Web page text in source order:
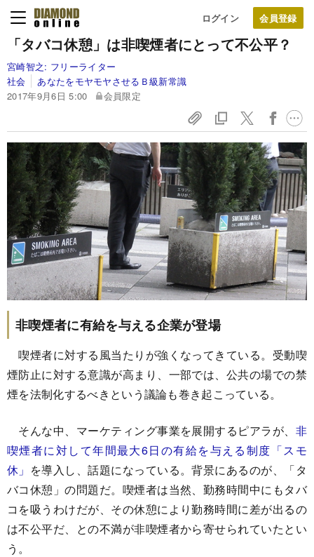
ログイン
「タバコ休憩」は非喫煙者にとって不公平？
宮崎智之: フリーライター
社会
あなたをモヤモヤさせるＢ級新常識
2017年9月6日 5:00
会員限定
非喫煙者に有給を与える企業が登場
喫煙者に対する風当たりが強くなってきている。受動喫
煙防止に対する意識が高まり、一部では、公共の場での禁
煙を法制化するべきという議論も巻き起こっている。
そんな中、マーケティング事業を展開するピアラが、 非
喫煙者に対して年間最大6日の有給を与える制度「スモ
休」 を導入し、話題になっている。背景にあるのが、「タ
バコ休憩」の問題だ。喫煙者は当然、勤務時間中にもタバ
コを吸うわけだが、その休憩により勤務時間に差が出るの
は不公平だ、との不満が非喫煙者から寄せられていたとい
う。